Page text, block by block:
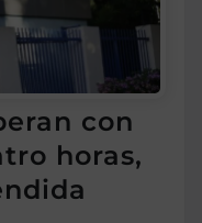
con
horas,